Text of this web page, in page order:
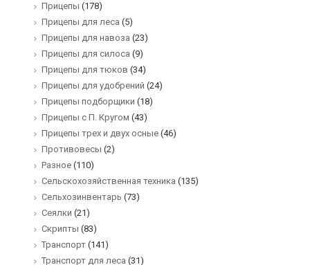
Прицепы (178)
Прицепы для леса (5)
Прицепы для навоза (23)
Прицепы для силоса (9)
Прицепы для тюков (34)
Прицепы для удобрений (24)
Прицепы подборщики (18)
Прицепы с П. Кругом (43)
Прицепы трех и двух осные (46)
Противовесы (2)
Разное (110)
Сельскохозяйственная техника (135)
Сельхозинвентарь (73)
Сеялки (21)
Скрипты (83)
Транспорт (141)
Транспорт для леса (31)